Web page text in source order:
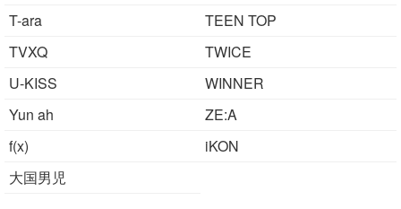
T-ara
TEEN TOP
TVXQ
TWICE
U-KISS
WINNER
Yun ah
ZE:A
f(x)
iKON
大国男児